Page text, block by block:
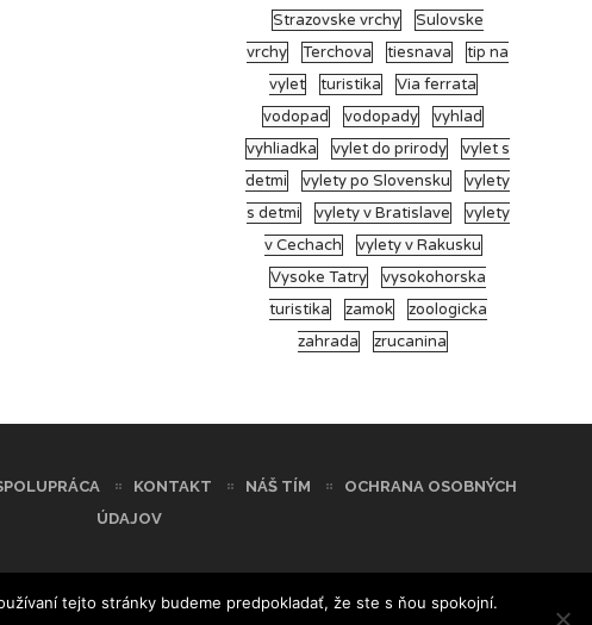
Strazovske vrchy
Sulovske
vrchy
Terchova tiesnava
tip na
vylet
turistika
Via ferrata
vodopad
vodopady
vyhlad
vyhliadka
vylet do prirody
vylet s
detmi
vylety po Slovensku
vylety
s detmi
vylety v Bratislave
vylety
v Cechach
vylety v Rakusku
Vysoke Tatry
vysokohorska
turistika
zamok
zoologicka
zahrada
zrucanina
KONTAKT NÁŠ TÍM
OCHRANA OSOBNÝCH
ÚDAJOV
tejto stránky budeme predpokladať, že ste s ňou spokojní.